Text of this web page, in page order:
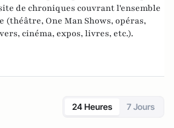
de chroniques couvrant l'ensemble
One Man Shows, opéras,
cinéma, expos, livres, etc.).
24 Heures 7 Jours